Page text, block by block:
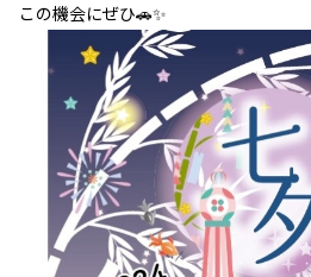
この機会にぜひ🚗✨